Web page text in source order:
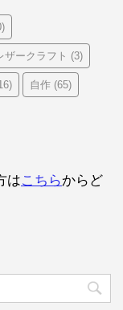
ザークラフト (3)
自作 (65)
はこちらからど